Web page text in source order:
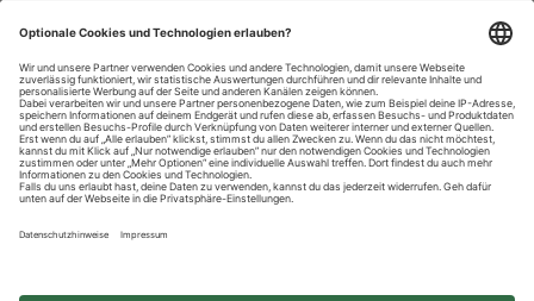
Datenschutzhinweise
Impressum
Privatsphäre-Einstellungen